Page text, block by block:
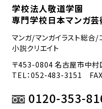
学校法人敬道学園
専門学校日本マンガ芸
マンガ/マンガイラスト総合/
小説クリエイト
〒453-0804 名古屋市中
TEL：052-483-3151
0120-353-